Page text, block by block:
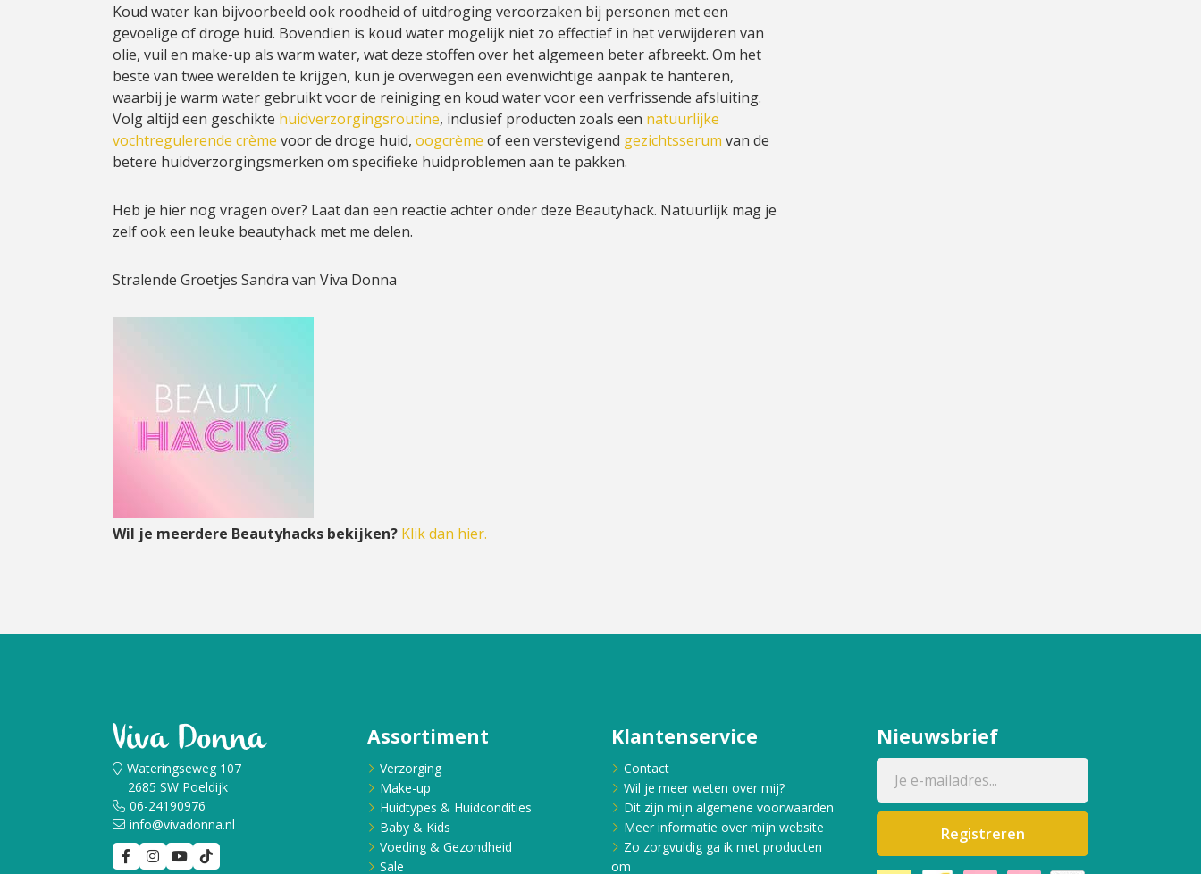
Koud water kan bijvoorbeeld ook roodheid of uitdroging veroorzaken bij personen met een
gevoelige of droge huid. Bovendien is koud water mogelijk niet zo effectief in het verwijderen van
olie, vuil en make-up als warm water, wat deze stoffen over het algemeen beter afbreekt. Om het
beste van twee werelden te krijgen, kun je overwegen een evenwichtige aanpak te hanteren,
waarbij je warm water gebruikt voor de reiniging en koud water voor een verfrissende afsluiting.
Volg altijd een geschikte huidverzorgingsroutine, inclusief producten zoals een natuurlijke
vochtregulerende crème voor de droge huid, oogcrème of een verstevigend gezichtsserum van de
betere huidverzorgingsmerken om specifieke huidproblemen aan te pakken.
Heb je hier nog vragen over? Laat dan een reactie achter onder deze Beautyhack. Natuurlijk mag je
zelf ook een leuke beautyhack met me delen.
Stralende Groetjes Sandra van Viva Donna
Wil je meerdere Beautyhacks bekijken? Klik dan hier.
Wateringseweg 107
2685 SW Poeldijk
06-24190976
info@vivadonna.nl
Assortiment
Verzorging
Make-up
Huidtypes & Huidcondities
Baby & Kids
Voeding & Gezondheid
Sale
Klantenservice
Contact
Wil je meer weten over mij?
Dit zijn mijn algemene voorwaarden
Meer informatie over mijn website
Zo zorgvuldig ga ik met producten
om
Nieuwsbrief
Registreren